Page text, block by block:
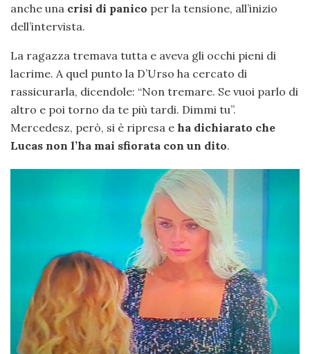
anche una crisi di panico per la tensione, all’inizio
dell’intervista.
La ragazza tremava tutta e aveva gli occhi pieni di
lacrime. A quel punto la D’Urso ha cercato di
rassicurarla, dicendole: “Non tremare. Se vuoi parlo di
altro e poi torno da te più tardi. Dimmi tu”.
Mercedesz, però, si è ripresa e ha dichiarato che
Lucas non l’ha mai sfiorata con un dito.